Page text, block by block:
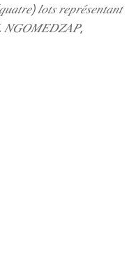
𝑙𝑜𝑡𝑠 𝑟𝑒𝑝𝑟𝑒́𝑠𝑒𝑛𝑡𝑎𝑛𝑡
𝑁𝐺𝑂𝑀𝐸𝐷𝑍𝐴𝑃,